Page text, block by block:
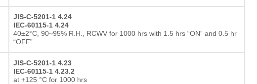
JIS-C-5201-1 4.24
IEC-60115-1 4.24
40±2°C, 90~95% R.H., RCWV for 1000 hrs with 1.5 hrs “ON” and 0.5 hr
“OFF”
JIS-C-5201-1 4.23
IEC-60115-1 4.23.2
at +125 °C for 1000 hrs